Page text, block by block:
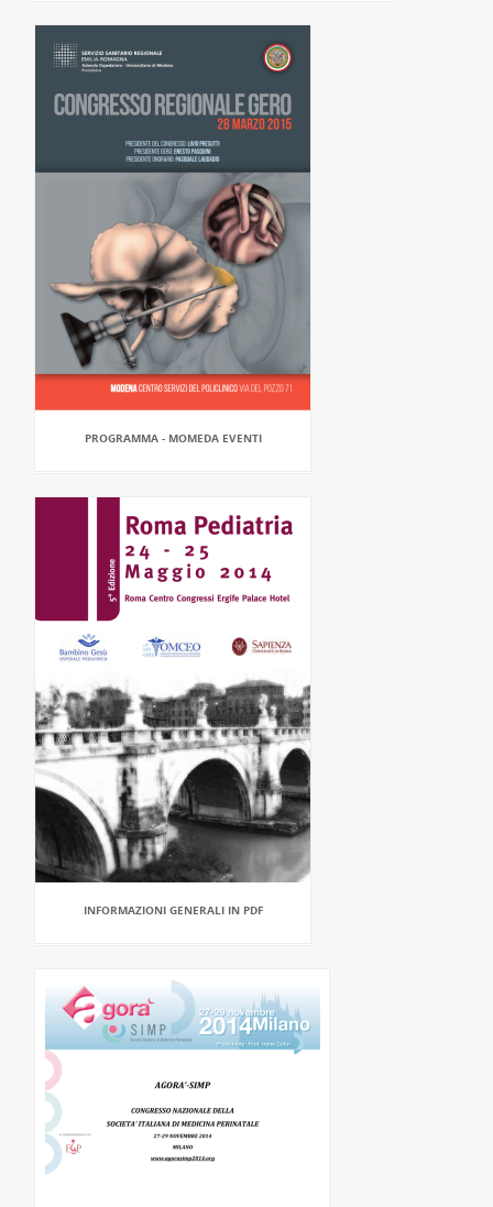
PROGRAMMA - MOMEDA EVENTI
INFORMAZIONI GENERALI IN PDF